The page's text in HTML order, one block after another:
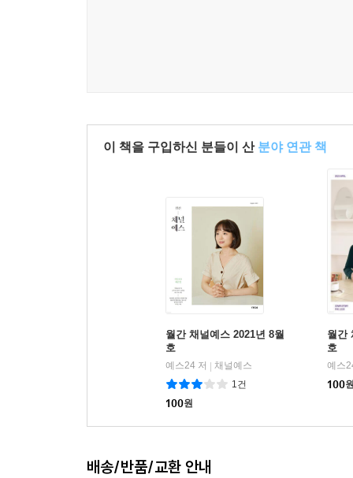
이 책을 구입하신 분들이 산 분야 연관 책
월간 채널예스 2021년 8월
호
예스24 저 | 채널예스
1건
100원
월간
호
예스
100
배송/반품/교환 안내